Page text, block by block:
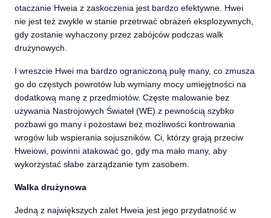
otaczanie Hweia z zaskoczenia jest bardzo efektywne. Hwei
nie jest też zwykle w stanie przetrwać obrażeń eksplozywnych,
gdy zostanie wyhaczony przez zabójców podczas walk
drużynowych.
I wreszcie Hwei ma bardzo ograniczoną pulę many, co zmusza
go do częstych powrotów lub wymiany mocy umiejętności na
dodatkową manę z przedmiotów. Częste malowanie bez
używania Nastrojowych Świateł (WE) z pewnością szybko
pozbawi go many i pozostawi bez możliwości kontrowania
wrogów lub wspierania sojuszników. Ci, którzy grają przeciw
Hweiowi, powinni atakować go, gdy ma mało many, aby
wykorzystać słabe zarządzanie tym zasobem.
Walka drużynowa
Jedną z największych zalet Hweia jest jego przydatność w